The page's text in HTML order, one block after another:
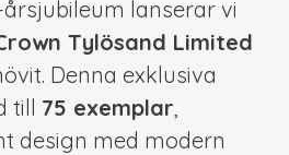
lanserar vi
Tylösand Limited
Denna exklusiva
till 75 exemplar
design med modern